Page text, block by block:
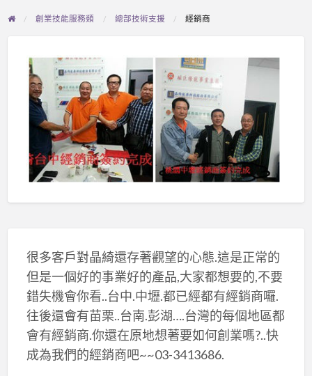
創業技能服務類 總部技術支援 經銷商
很多客戶對晶綺還存著觀望的心態.這是正常的
但是一個好的事業好的產品,大家都想要的,不要
錯失機會你看..台中.中壢.都已經都有經銷商囉.
往後還會有苗栗..台南.彭湖….台灣的每個地區都
會有經銷商.你還在原地想著要如何創業嗎?..快
成為我們的經銷商吧~~03-3413686.